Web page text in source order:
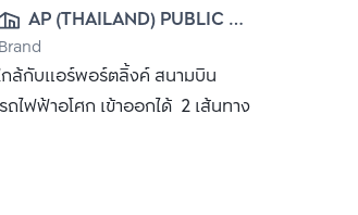
AP (THAILAND) PUBLIC
CO., LTD.
Brand
กล้กับแอร์พอร์ตลิ้งค์ สนามบิน
ไฟฟ้าอโศก เข้าออกได้ 2 เส้นทาง